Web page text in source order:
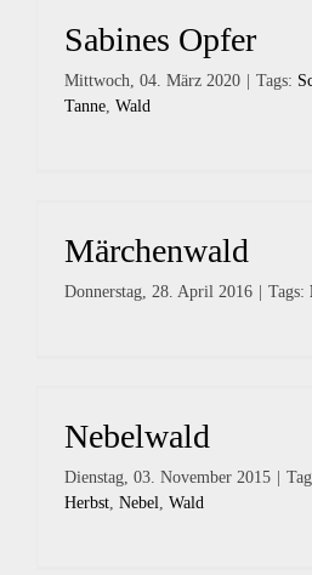
Sabines Opfer
Mittwoch, 04. März 2020 Tags:
Tanne, Wald
Märchenwald
Donnerstag, 28. April 2016 Tags:
Nebelwald
Dienstag, 03. November 2015
Herbst, Nebel, Wald